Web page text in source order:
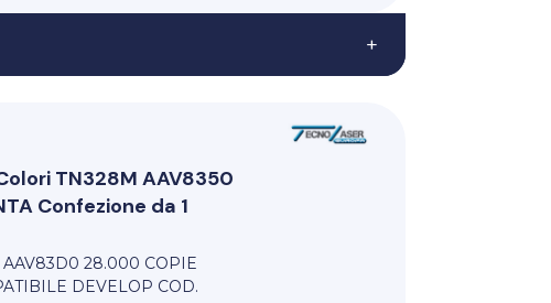
+
TN328M AAV8350
Confezione da 1
AAV83D0 28.000 COPIE
DEVELOP COD.